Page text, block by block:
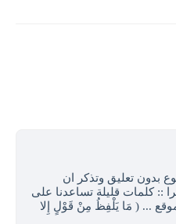
بدون تعليق وتذكر ان
:: كلمات قليلة تساعدنا على
... ( مَا يَلْفِظُ مِنْ قَوْلٍ إِلا